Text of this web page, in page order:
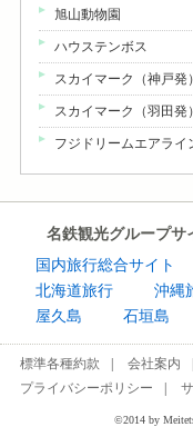
旭山動物園
ハウステンボス
スカイマーク（神戸発）
スカイマーク（羽田発）
フジドリームエアライ
名鉄観光グループサ
国内旅行総合サイト
北海道旅行
沖縄
屋久島
石垣島
標準各種約款 会社案内
プライバシーポリシー
©2014 by